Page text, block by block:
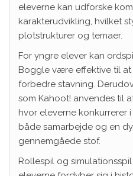
eleverne kan udforske
karakterudvikling, hvilket
plotstrukturer og temaer.
For yngre elever kan
Boggle være effektive til
forbedre stavning.
som Kahoot! anvendes til
hvor eleverne konkurrerer
både samarbejde og en
gennemgåede stof.
Rollespil og